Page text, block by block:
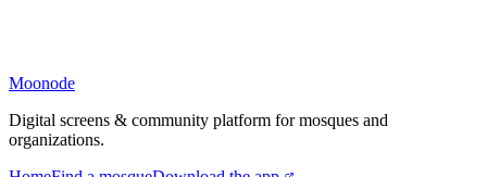
Moonode
Digital screens & community platform for mosques and
organizations.